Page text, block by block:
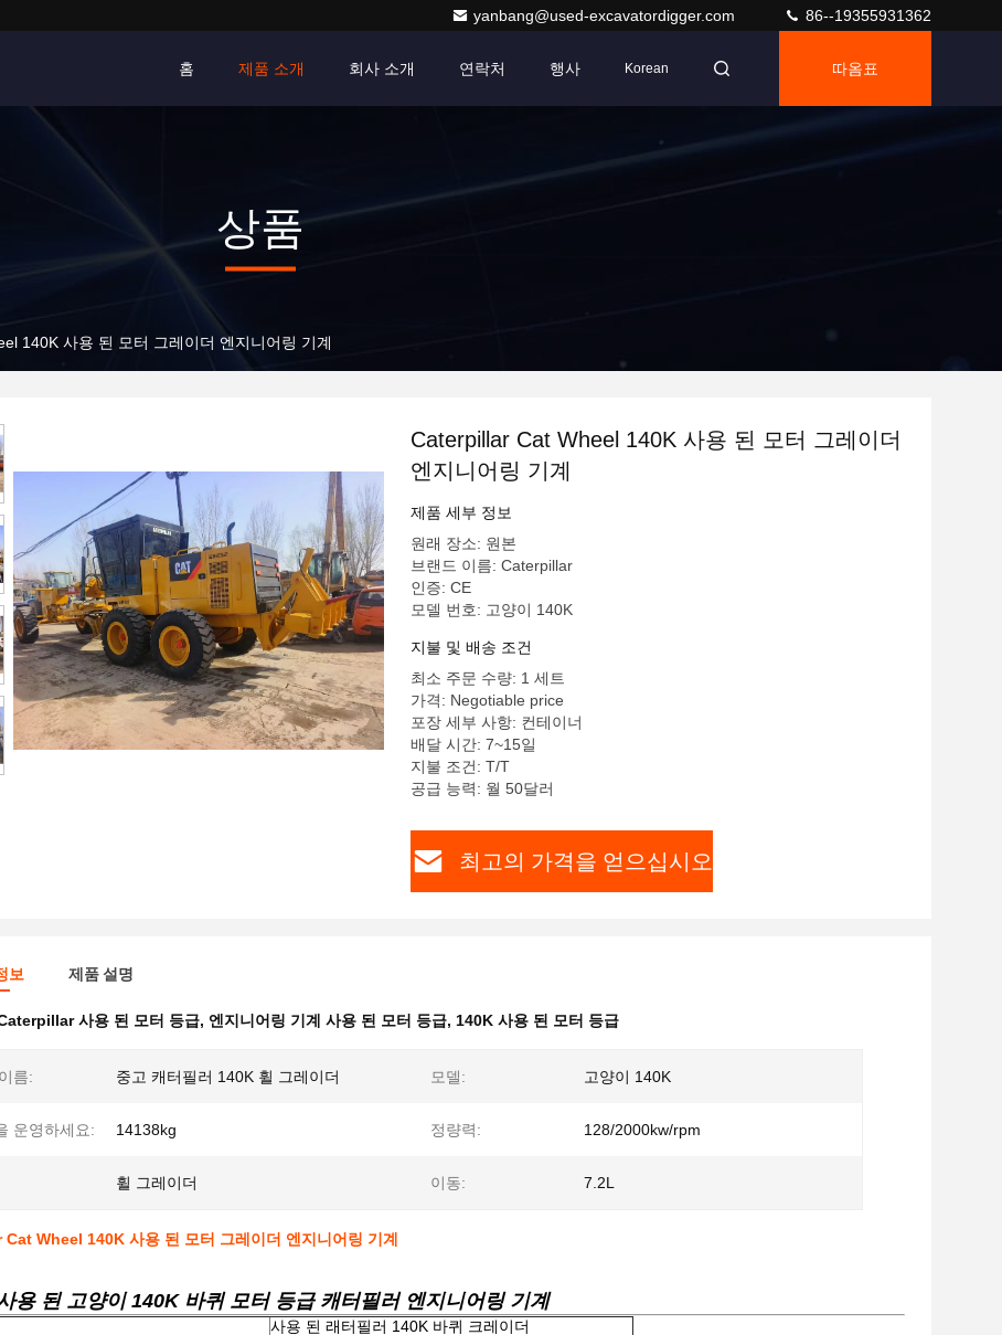
yanbang@used-excavatordigger.com 86--19355931362
홈 제품 소개 회사 소개 연락처 행사 Korean 따옴표
상품
140K 사용 된 모터 그레이더 엔지니어링 기계
Caterpillar Cat Wheel 140K 사용 된 모터 그레이더
엔지니어링 기계
제품 세부 정보
원래 장소: 원본
브랜드 이름: Caterpillar
인증: CE
모델 번호: 고양이 140K
지불 및 배송 조건
최소 주문 수량: 1 세트
가격: Negotiable price
포장 세부 사항: 컨테이너
배달 시간: 7~15일
지불 조건: T/T
공급 능력: 월 50달러
최고의 가격을 얻으십시오
보 제품 설명
사용 된 모터 등급, 엔지니어링 기계 사용 된 모터 등급, 140K 사용 된 모터 등급
름: 중고 캐터필러 140K 휠 그레이더 모델: 고양이 140K
운영하세요: 14138kg 정량력: 128/2000kw/rpm
휠 그레이더 이동: 7.2L
Wheel 140K 사용 된 모터 그레이더 엔지니어링 기계
용 된 고양이 140K 바퀴 모터 등급 캐터필러 엔지니어링 기계
사용 된 래터필러 140K 바퀴 크레이더